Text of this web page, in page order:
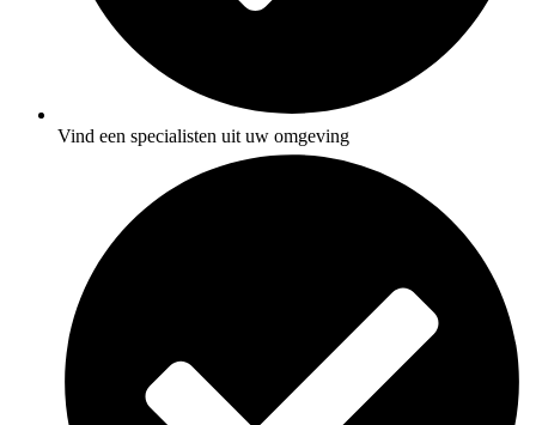
Vind een specialisten uit uw omgeving